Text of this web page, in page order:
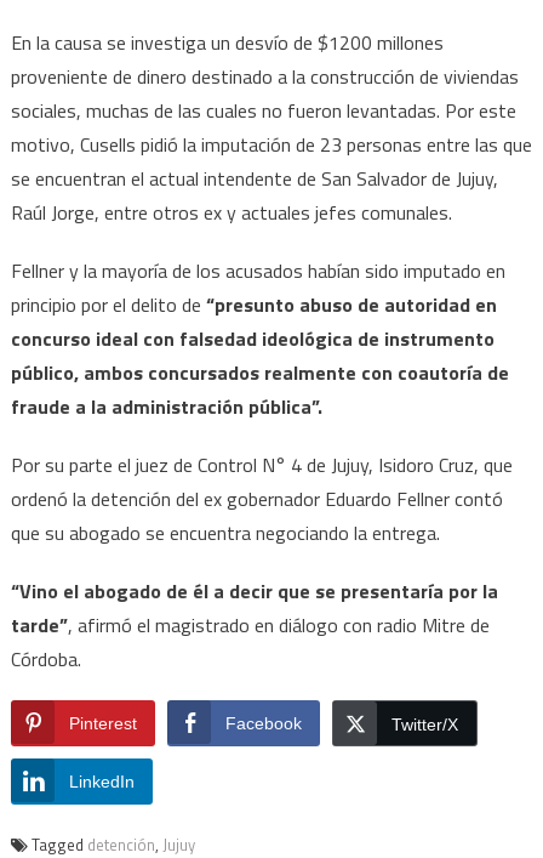
En la causa se investiga un desvío de $1200 millones
proveniente de dinero destinado a la construcción de viviendas
sociales, muchas de las cuales no fueron levantadas. Por este
motivo, Cusells pidió la imputación de 23 personas entre las que
se encuentran el actual intendente de San Salvador de Jujuy,
Raúl Jorge, entre otros ex y actuales jefes comunales.
Fellner y la mayoría de los acusados habían sido imputado en
principio por el delito de “presunto abuso de autoridad en
concurso ideal con falsedad ideológica de instrumento
público, ambos concursados realmente con coautoría de
fraude a la administración pública”.
Por su parte el juez de Control N° 4 de Jujuy, Isidoro Cruz, que
ordenó la detención del ex gobernador Eduardo Fellner contó
que su abogado se encuentra negociando la entrega.
“Vino el abogado de él a decir que se presentaría por la
tarde”, afirmó el magistrado en diálogo con radio Mitre de
Córdoba.
Pinterest Facebook Twitter/X
LinkedIn
Tagged detención, Jujuy